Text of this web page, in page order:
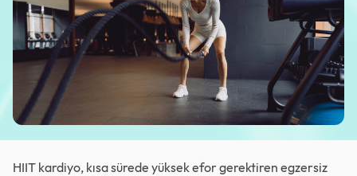
HIIT kardiyo, kısa sürede yüksek efor gerektiren egzersiz